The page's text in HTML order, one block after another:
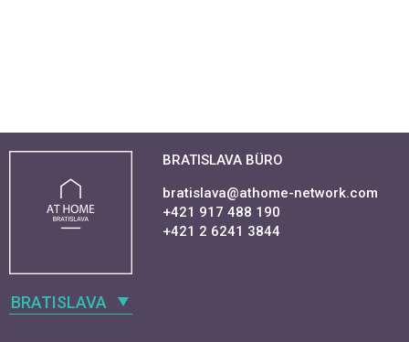
BRATISLAVA
BRATISLAVA BÜRO
bratislava@athome-network.com
+421 917 488 190
+421 2 6241 3844